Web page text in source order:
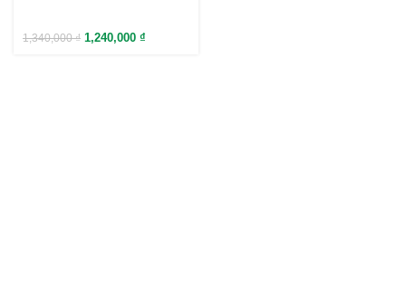
1,340,000₫ 1,240,000 ₫